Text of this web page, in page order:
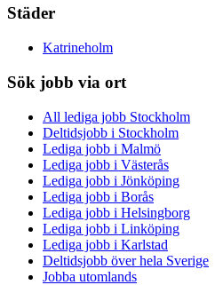
Städer
Katrineholm
Sök jobb via ort
All lediga jobb Stockholm
Deltidsjobb i Stockholm
Lediga jobb i Malmö
Lediga jobb i Västerås
Lediga jobb i Jönköping
Lediga jobb i Borås
Lediga jobb i Helsingborg
Lediga jobb i Linköping
Lediga jobb i Karlstad
Deltidsjobb över hela Sverige
Jobba utomlands